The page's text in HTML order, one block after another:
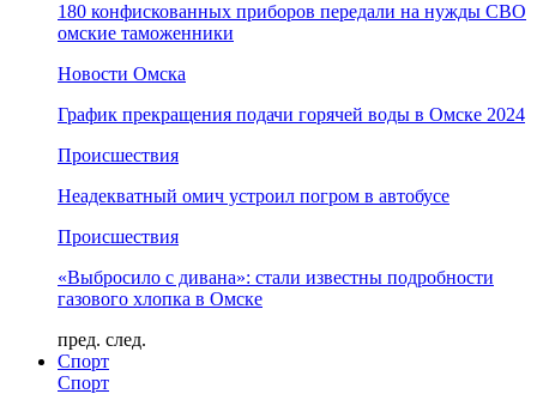
180 конфискованных приборов передали на нужды СВО
омские таможенники
Новости Омска
График прекращения подачи горячей воды в Омске 2024
Происшествия
Неадекватный омич устроил погром в автобусе
Происшествия
«Выбросило с дивана»: стали известны подробности
газового хлопка в Омске
пред. след.
Спорт
Спорт